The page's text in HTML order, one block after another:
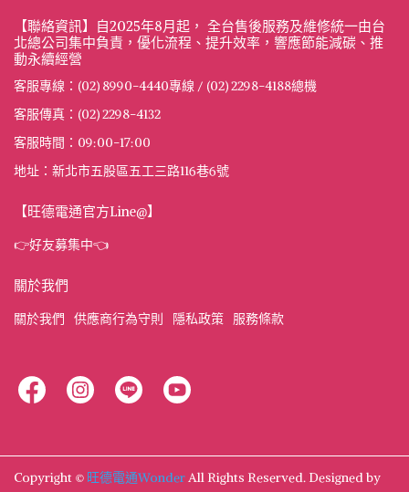
【聯絡資訊】自2025年8月起， 全台售後服務及維修統一由台
北總公司集中負責，優化流程、提升效率，響應節能減碳、推
動永續經營
客服專線：(02) 8990-4440專線 / (02) 2298-4188總機
客服傳真：(02) 2298-4132
客服時間：09:00-17:00
地址：新北市五股區五工三路116巷6號
【旺德電通官方Line@】
👉好友募集中👈
關於我們
關於我們 供應商行為守則 隱私政策 服務條款
Copyright © 旺德電通WonderAll Rights Reserved. Designed by